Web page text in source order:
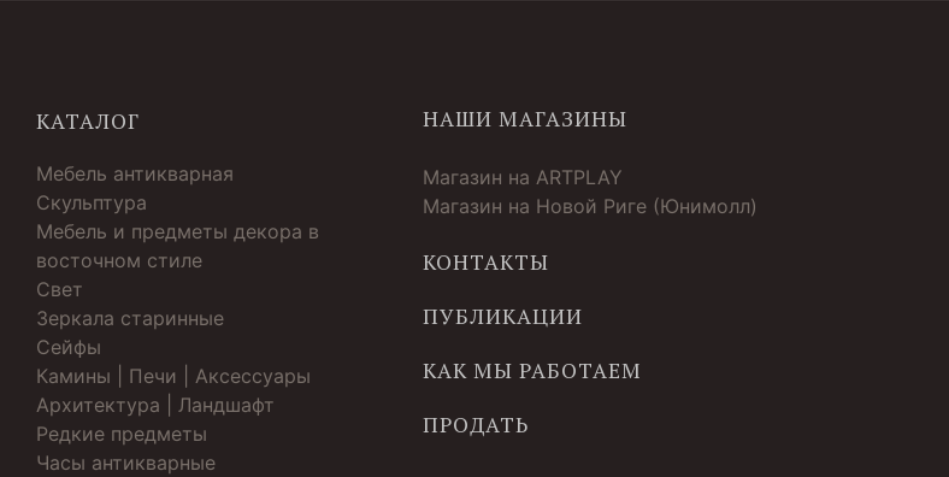
КАТАЛОГ
Мебель антикварная
Скульптура
Мебель и предметы декора в
восточном стиле
Свет
Зеркала старинные
Cейфы
Камины | Печи | Аксессуары
Архитектура | Ландшафт
Редкие предметы
Часы антикварные
НАШИ МАГАЗИНЫ
Магазин на ARTPLAY
Магазин на Новой Риге (Юнимолл)
КОНТАКТЫ
ПУБЛИКАЦИИ
КАК МЫ РАБОТАЕМ
ПРОДАТЬ